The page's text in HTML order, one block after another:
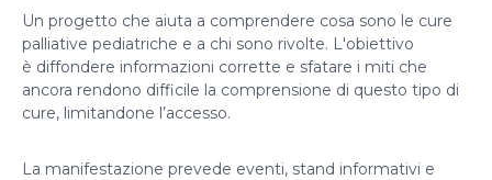
Un progetto che aiuta a comprendere cosa sono le cure
palliative pediatriche e a chi sono rivolte. L'obiettivo
è diffondere informazioni corrette e sfatare i miti che
ancora rendono difficile la comprensione di questo tipo di
cure, limitandone l’accesso.
La manifestazione prevede eventi, stand informativi e